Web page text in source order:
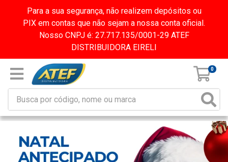
Para a sua segurança, não realizem depósitos ou
PIX em contas que não sejam a nossa conta oficial.
Nosso CNPJ é: 27.717.135/0001-29 ATEF
DISTRIBUIDORA EIRELI
0